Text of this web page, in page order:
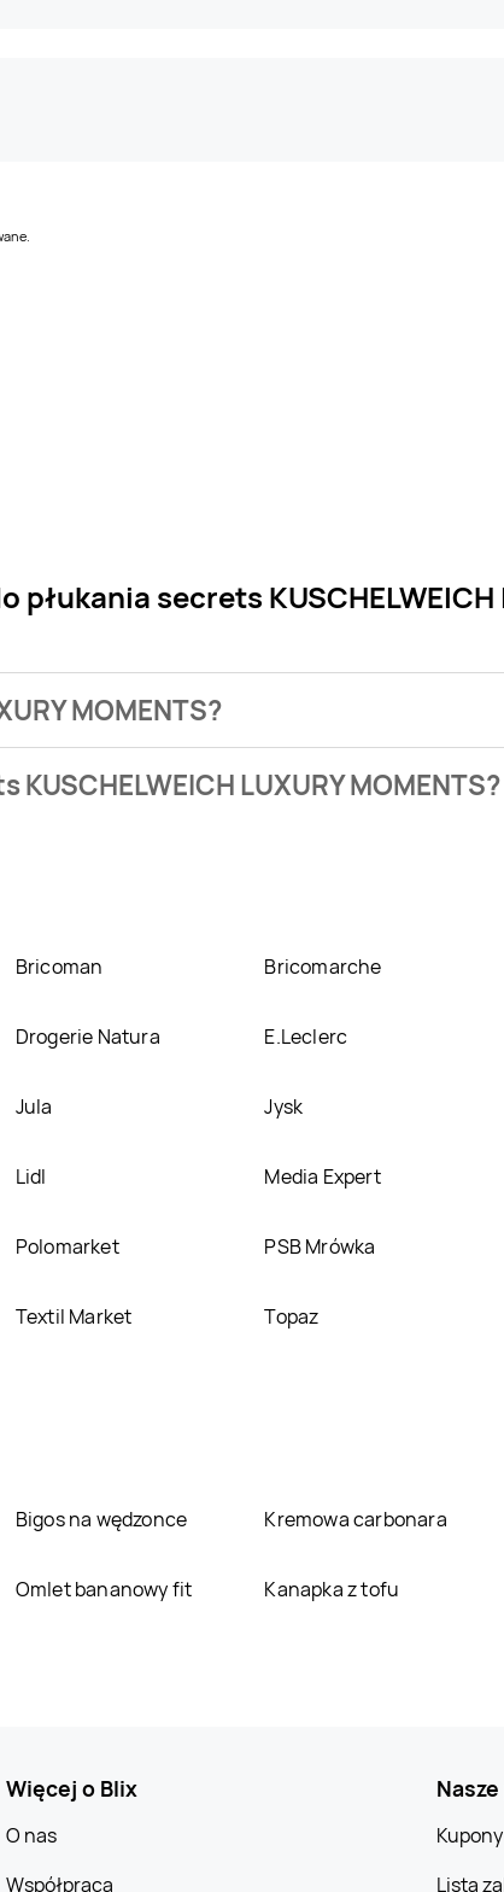
secrets KUSCHELWEICH
MOMENTS?
LUXURY MOMENTS?
Bricoman Bricomarche
Drogerie Natura E.Leclerc
Jula Jysk
Lidl Media Expert
Polomarket PSB Mrówka
Textil Market Topaz
Bigos na wędzonce Kremowa carbonara
Omlet bananowy fit Kanapka z tofu
Więcej o Blix
O nas
Współpraca
Lista